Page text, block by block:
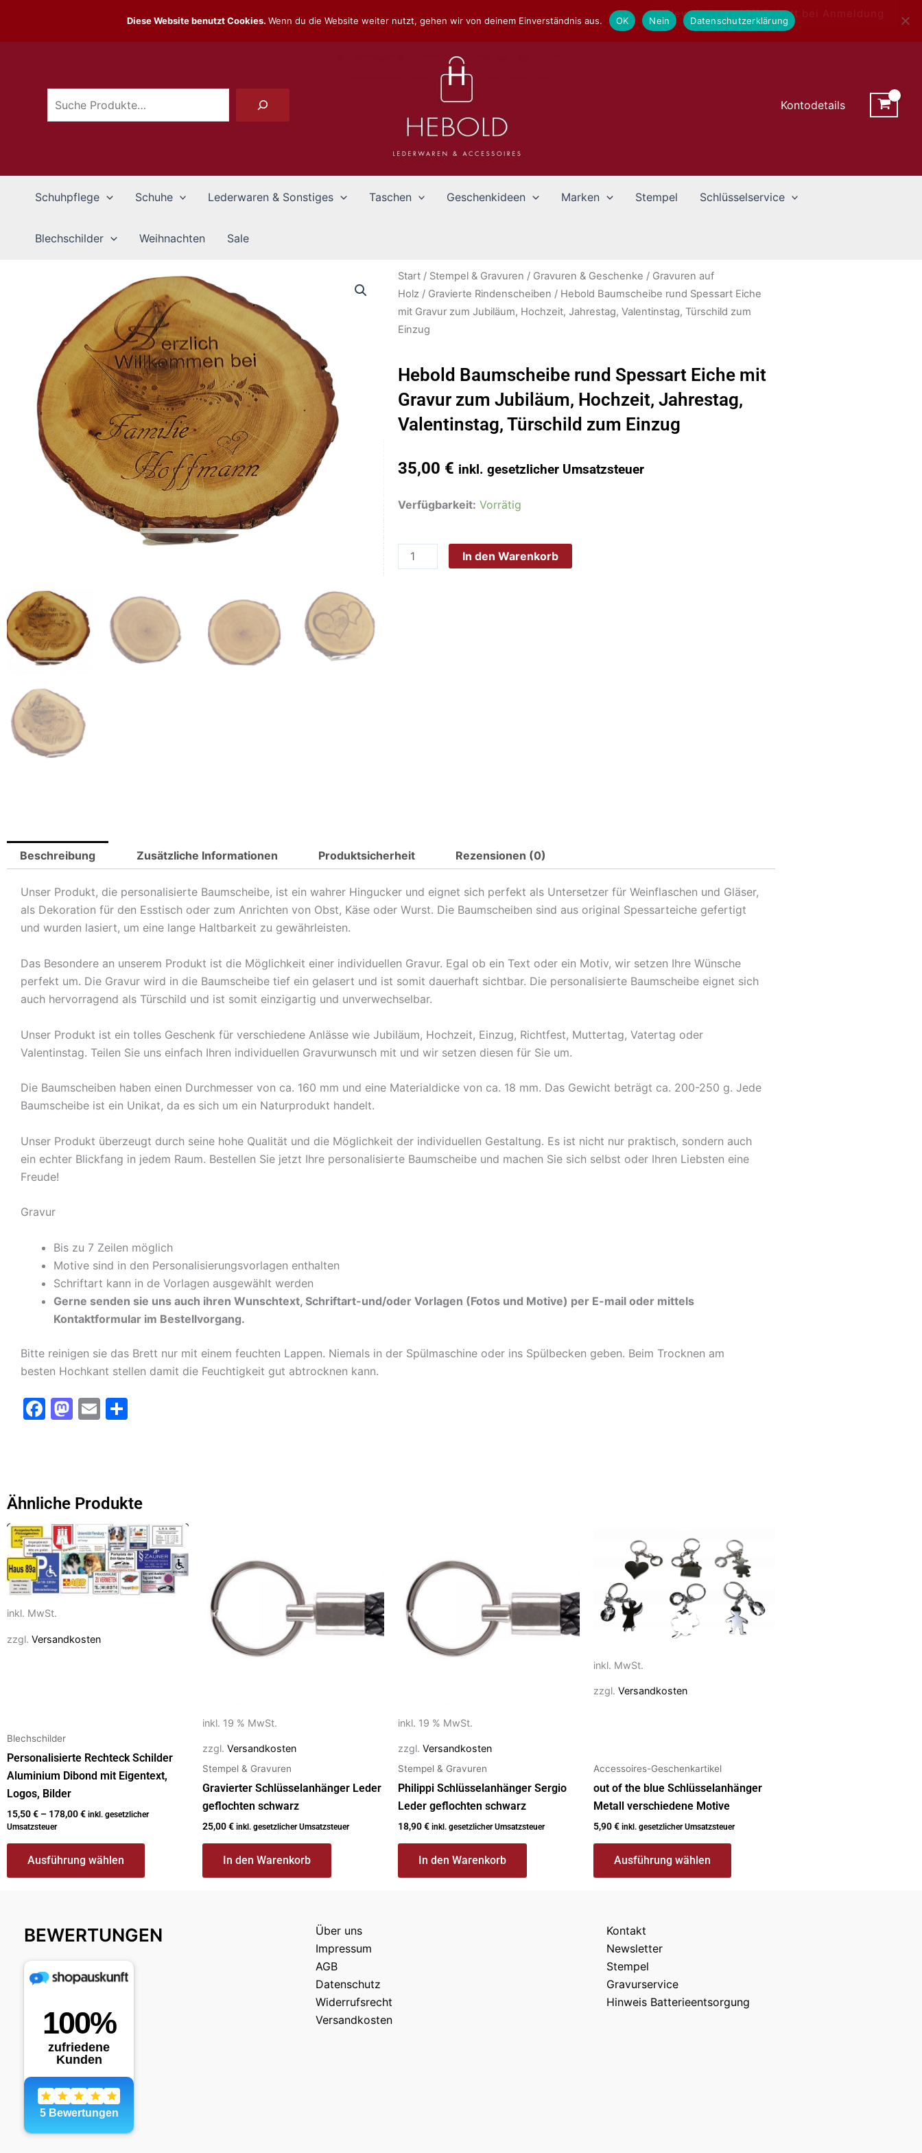
springen
Newsletter - 10% Rabatt bei Anmeldung
Suchen
Kontodetails
Schuhpflege Schuhe Lederwaren & Sonstiges Taschen Geschenkideen Marken Stempel Schlüsselservice
Blechschilder Weihnachten Sale
Start / Stempel & Gravuren / Gravuren & Geschenke / Gravuren auf
Holz / Gravierte Rindenscheiben / Hebold Baumscheibe rund Spessart Eiche
mit Gravur zum Jubiläum, Hochzeit, Jahrestag, Valentinstag, Türschild zum
Einzug
Hebold Baumscheibe rund Spessart Eiche mit
Gravur zum Jubiläum, Hochzeit, Jahrestag,
Valentinstag, Türschild zum Einzug
35,00 € inkl. gesetzlicher Umsatzsteuer
Verfügbarkeit: Vorrätig
Hebold
Spessart
In den Warenkorb
Beschreibung Zusätzliche Informationen Produktsicherheit Rezensionen (0)
Unser Produkt, die personalisierte Baumscheibe, ist ein wahrer Hingucker und eignet sich perfekt als Untersetzer für Weinflaschen und Gläser,
als Dekoration für den Esstisch oder zum Anrichten von Obst, Käse oder Wurst. Die Baumscheiben sind aus original Spessarteiche gefertigt
und wurden lasiert, um eine lange Haltbarkeit zu gewährleisten.
Das Besondere an unserem Produkt ist die Möglichkeit einer individuellen Gravur. Egal ob ein Text oder ein Motiv, wir setzen Ihre Wünsche
perfekt um. Die Gravur wird in die Baumscheibe tief ein gelasert und ist somit dauerhaft sichtbar. Die personalisierte Baumscheibe eignet sich
auch hervorragend als Türschild und ist somit einzigartig und unverwechselbar.
Unser Produkt ist ein tolles Geschenk für verschiedene Anlässe wie Jubiläum, Hochzeit, Einzug, Richtfest, Muttertag, Vatertag oder
Valentinstag. Teilen Sie uns einfach Ihren individuellen Gravurwunsch mit und wir setzen diesen für Sie um.
Die Baumscheiben haben einen Durchmesser von ca. 160 mm und eine Materialdicke von ca. 18 mm. Das Gewicht beträgt ca. 200-250 g. Jede
Baumscheibe ist ein Unikat, da es sich um ein Naturprodukt handelt.
Unser Produkt überzeugt durch seine hohe Qualität und die Möglichkeit der individuellen Gestaltung. Es ist nicht nur praktisch, sondern auch
ein echter Blickfang in jedem Raum. Bestellen Sie jetzt Ihre personalisierte Baumscheibe und machen Sie sich selbst oder Ihren Liebsten eine
Freude!
Gravur
Bis zu 7 Zeilen möglich
Motive sind in den Personalisierungsvorlagen enthalten
Schriftart kann in de Vorlagen ausgewählt werden
Gerne senden sie uns auch ihren Wunschtext, Schriftart-und/oder Vorlagen (Fotos und Motive) per E-mail oder mittels
Kontaktformular im Bestellvorgang.
Bitte reinigen sie das Brett nur mit einem feuchten Lappen. Niemals in der Spülmaschine oder ins Spülbecken geben. Beim Trocknen am
besten Hochkant stellen damit die Feuchtigkeit gut abtrocknen kann.
F
b
o
o
k
M
d
o
n
E
Ähnliche Produkte
inkl. MwSt.
zzgl. Versandkosten
Blechschilder
Personalisierte Rechteck Schilder
Aluminium Dibond mit Eigentext,
Logos, Bilder
15,50€ – 178,00€ inkl. gesetzlicher
Umsatzsteuer
Ausführung wählen
Dieses
Produkt
weist
mehrere
auf.
Die
gewählt
werden
inkl. 19 % MwSt.
zzgl. Versandkosten
Stempel & Gravuren
Gravierter Schlüsselanhänger Leder
geflochten schwarz
25,00€ inkl. gesetzlicher Umsatzsteuer
In den Warenkorb
inkl. 19 % MwSt.
zzgl. Versandkosten
Stempel & Gravuren
Philippi Schlüsselanhänger Sergio
Leder geflochten schwarz
18,90€ inkl. gesetzlicher Umsatzsteuer
In den Warenkorb
inkl. MwSt.
zzgl. Versandkosten
Accessoires-Geschenkartikel
out of the blue Schlüsselanhänger
Metall verschiedene Motive
5,90€ inkl. gesetzlicher Umsatzsteuer
Ausführung wählen
Produkt
mehrere
Varianten
auf.
auf
werden
BEWERTUNGEN
Über uns
Impressum
AGB
Datenschutz
Widerrufsrecht
Versandkosten
Kontakt
Newsletter
Stempel
Gravurservice
Hinweis Batterieentsorgung
Diese Website benutzt Cookies. Wenn du die Website weiter nutzt, gehen wir von deinem Einverständnis aus. OK Nein Datenschutzerklärung